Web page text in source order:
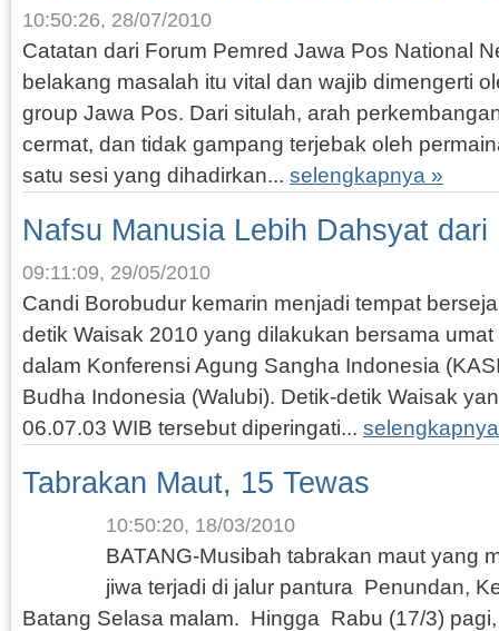
10:50:26, 28/07/2010
Catatan dari Forum Pemred Jawa Pos National
belakang masalah itu vital dan wajib dimengerti
group Jawa Pos. Dari situlah, arah
cermat, dan tidak gampang terjebak oleh
satu sesi yang dihadirkan... selengkapnya »
Nafsu Manusia Lebih Dahsyat dari
09:11:09, 29/05/2010
Candi Borobudur kemarin menjadi tempat
detik Waisak 2010 yang dilakukan bersama
dalam Konferensi Agung Sangha Indonesia
Budha Indonesia (Walubi). Detik-detik Waisak
06.07.03 WIB tersebut diperingati...
Tabrakan Maut, 15 Tewas
10:50:20, 18/03/2010
BATANG-Musibah tabrakan maut yang
jiwa terjadi di jalur pantura Penundan,
Batang Selasa malam. Hingga Rabu (17/3)